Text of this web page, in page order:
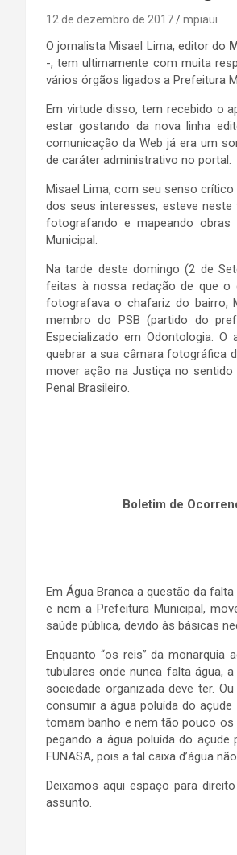
12 de dezembro de 2017 mpiaui
O jornalista Misael Lima, editor do
-, tem ultimamente com muita
vários órgãos ligados a Prefeitura
Em virtude disso, tem recebido o
estar gostando da nova linha
comunicação da Web já era um
de caráter administrativo no portal.
Misael Lima, com seu senso
dos seus interesses, esteve
fotografando e mapeando obras
Municipal.
Na tarde deste domingo (2 de
feitas à nossa redação de que o
fotografava o chafariz do bairro,
membro do PSB (partido do
Especializado em Odontologia.
quebrar a sua câmara fotográfica
mover ação na Justiça no
Penal Brasileiro.
Boletim de
Em Água Branca a questão da
e nem a Prefeitura Municipal,
saúde pública, devido às básicas
Enquanto “os reis” da monarquia
tubulares onde nunca falta água,
sociedade organizada deve ter.
consumir a água poluída do
tomam banho e nem tão pouco os
pegando a água poluída do
FUNASA, pois a tal caixa d’água
Deixamos aqui espaço para
assunto.